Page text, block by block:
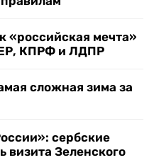
«российская мечта»
ЕР, КПРФ и ЛДПР
сложная зима за
сербские
визита Зеленского